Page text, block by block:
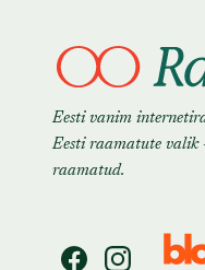
Eesti vanim
Eesti raamatute valik
raamatud.